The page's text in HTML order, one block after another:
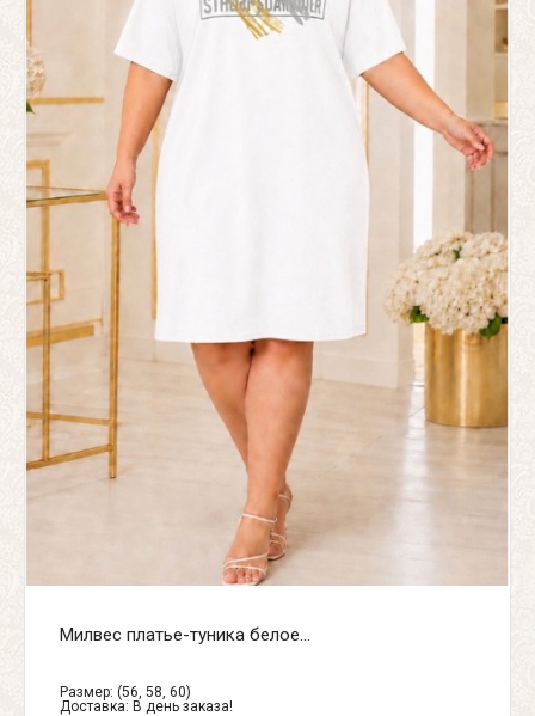
Милвес платье-туника белое...
Размер: (56, 58, 60)
Доставка: В день заказа!